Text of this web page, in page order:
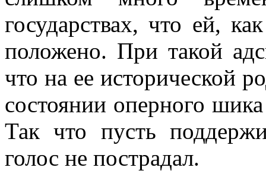
государствах, что ей,
положено. При такой
что на ее исторической
состоянии оперного
Так что пусть
голос не пострадал.